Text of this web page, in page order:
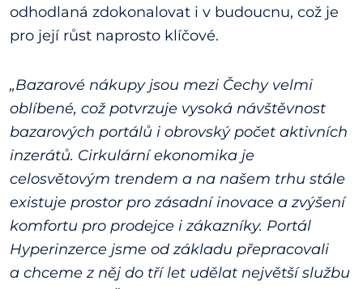
odhodlaná zdokonalovat i v budoucnu, což je
pro její růst naprosto klíčové.
„Bazarové nákupy jsou mezi Čechy velmi
oblíbené, což potvrzuje vysoká návštěvnost
bazarových portálů i obrovský počet aktivních
inzerátů. Cirkulární ekonomika je
celosvětovým trendem a na našem trhu stále
existuje prostor pro zásadní inovace a zvýšení
komfortu pro prodejce i zákazníky. Portál
Hyperinzerce jsme od základu přepracovali
a chceme z něj do tří let udělat největší službu